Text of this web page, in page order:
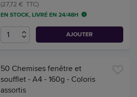
(27,72 € TTC)
EN STOCK, LIVRÉ EN 24/48H
AJOUTER
50 Chemises fenêtre et
soufflet - A4 - 160g - Coloris
assortis